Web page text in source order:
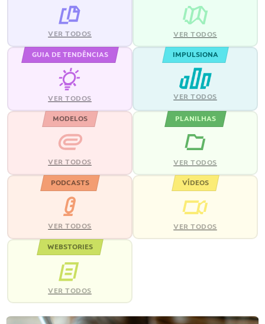
VER TODOS VER TODOS
GUIA DE TENDÊNCIAS
VER TODOS
IMPULSIONA
VER TODOS
MODELOS
VER TODOS
PLANILHAS
VER TODOS
PODCASTS
VER TODOS
VÍDEOS
VER TODOS
WEBSTORIES
VER TODOS